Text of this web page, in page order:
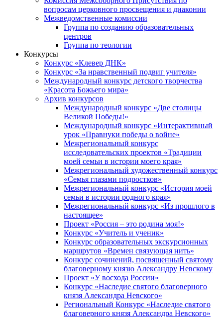
вопросам церковного просвещения и диаконии
Межведомственные комиссии
Группа по созданию образовательных
центров
Группа по теологии
Конкурсы
Конкурс «Клевер ДНК»
Конкурс «За нравственный подвиг учителя»
Международный конкурс детского творчества
«Красота Божьего мира»
Архив конкурсов
Международный конкурс «Две столицы
Великой Победы!»
Международный конкурс «Интерактивный
урок «Правнуки победы о войне»
Межрегиональный конкурс
исследовательских проектов «Традиции
моей семьи в истории моего края»
Межрегиональный художественный конкурс
«Семья глазами подростков»
Межрегиональный конкурс «История моей
семьи в истории родного края»
Межрегиональный конкурс «Из прошлого в
настоящее»
Проект «Россия – это родина моя!»
Конкурс «Учитель и ученик»
Конкурс образовательных экскурсионных
маршрутов «Времен связующая нить»
Конкурс сочинений, посвященный святому
благоверному князю Александру Невскому
Проект «У восхода России»
Конкурс «Наследие святого благоверного
князя Александра Невского»
Региональный Конкурс «Наследие святого
благоверного князя Александра Невского»